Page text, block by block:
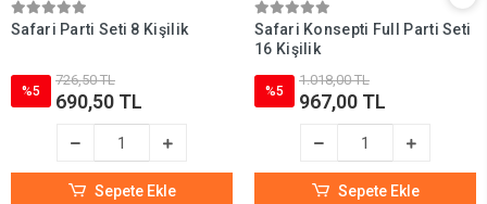
Safari Parti Seti 8 Kişilik
%5
726,50 TL
690,50 TL
Sepete Ekle
Safari Konsepti Full Parti Seti
16 Kişilik
%5
1.018,00 TL
967,00 TL
Sepete Ekle